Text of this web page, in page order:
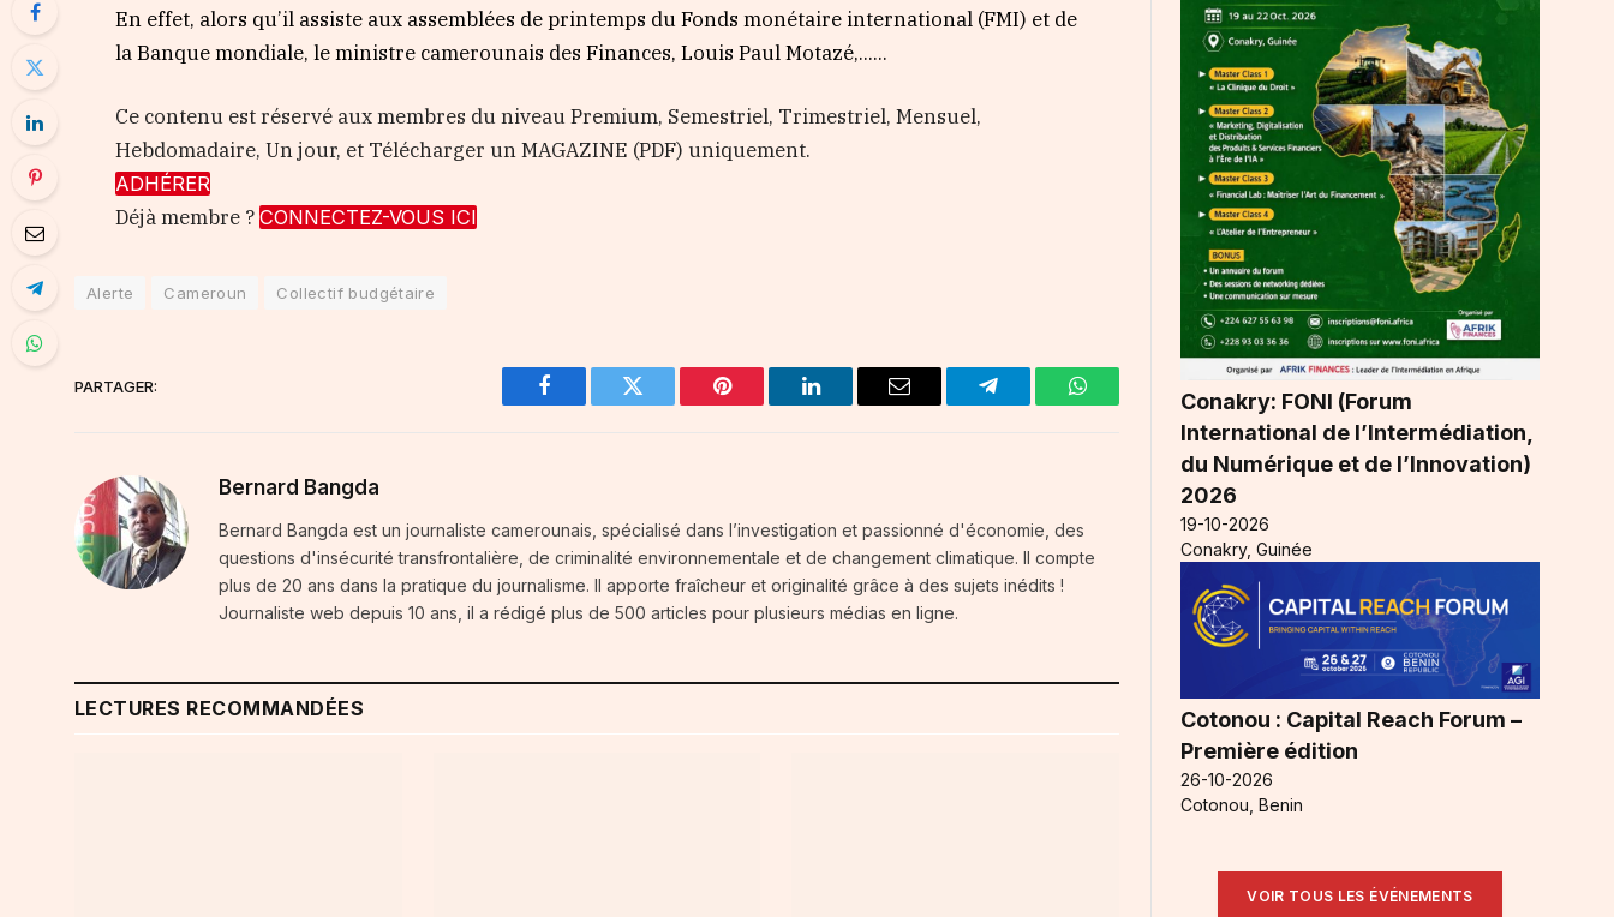
En effet, alors qu’il assiste aux assemblées de printemps du Fonds monétaire international (FMI) et de
la Banque mondiale, le ministre camerounais des Finances, Louis Paul Motazé,…...
Ce contenu est réservé aux membres du niveau Premium, Semestriel, Trimestriel, Mensuel,
Hebdomadaire, Un jour, et Télécharger un MAGAZINE (PDF) uniquement.
ADHÉRER
Déjà membre ?CONNECTEZ-VOUS ICI
Alerte Cameroun Collectif budgétaire
PARTAGER:
Facebook Twitter Pinterest LinkedIn Email Telegram WhatsApp
Bernard Bangda
Bernard Bangda est un journaliste camerounais, spécialisé dans l’investigation et passionné d'économie, des
questions d'insécurité transfrontalière, de criminalité environnementale et de changement climatique. Il compte
plus de 20 ans dans la pratique du journalisme. Il apporte fraîcheur et originalité grâce à des sujets inédits !
Journaliste web depuis 10 ans, il a rédigé plus de 500 articles pour plusieurs médias en ligne.
LECTURES RECOMMANDÉES
Conakry: FONI (Forum
International de l’Intermédiation,
du Numérique et de l’Innovation)
2026
19-10-2026
Conakry, Guinée
Cotonou : Capital Reach Forum –
Première édition
26-10-2026
Cotonou, Benin
VOIR TOUS LES ÉVÉNEMENTS